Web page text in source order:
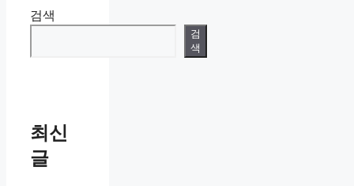
검색
검
색
최신
글